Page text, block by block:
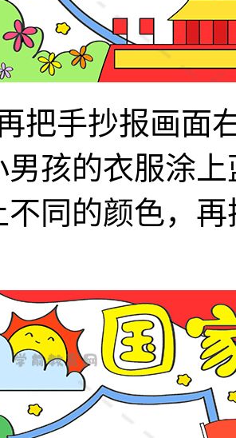
手抄报画面右
男孩的衣服涂
不同的颜色，